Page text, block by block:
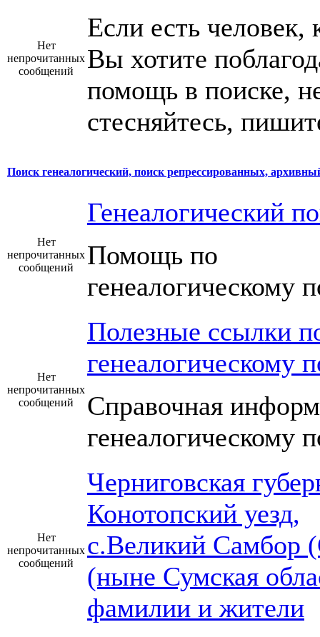
Нет
непрочитанных
сообщений
Если есть человек,
Вы хотите
помощь в поиске,
стесняйтесь,
Поиск генеалогический, поиск репрессированных,
Нет
непрочитанных
сообщений
Генеалогический
Помощь по
генеалогическому
Нет
непрочитанных
сообщений
Полезные ссылки
генеалогическому
Справочная
генеалогическому
Нет
непрочитанных
сообщений
Черниговская
Конотопский уезд,
с.Великий Самбор
(ныне Сумская
фамилии и жители